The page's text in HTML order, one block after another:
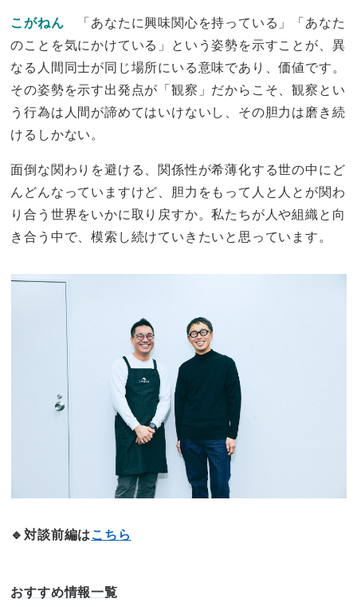
こがねん 「あなたに興味関心を持っている」「あなた
のことを気にかけている」という姿勢を示すことが、異
なる人間同士が同じ場所にいる意味であり、価値です。
その姿勢を示す出発点が「観察」だからこそ、観察とい
う行為は人間が諦めてはいけないし、その胆力は磨き続
けるしかない。
面倒な関わりを避ける、関係性が希薄化する世の中にど
んどんなっていますけど、胆力をもって人と人とが関わ
り合う世界をいかに取り戻すか。私たちが人や組織と向
き合う中で、模索し続けていきたいと思っています。
🔹対談前編は こちら
おすすめ情報一覧